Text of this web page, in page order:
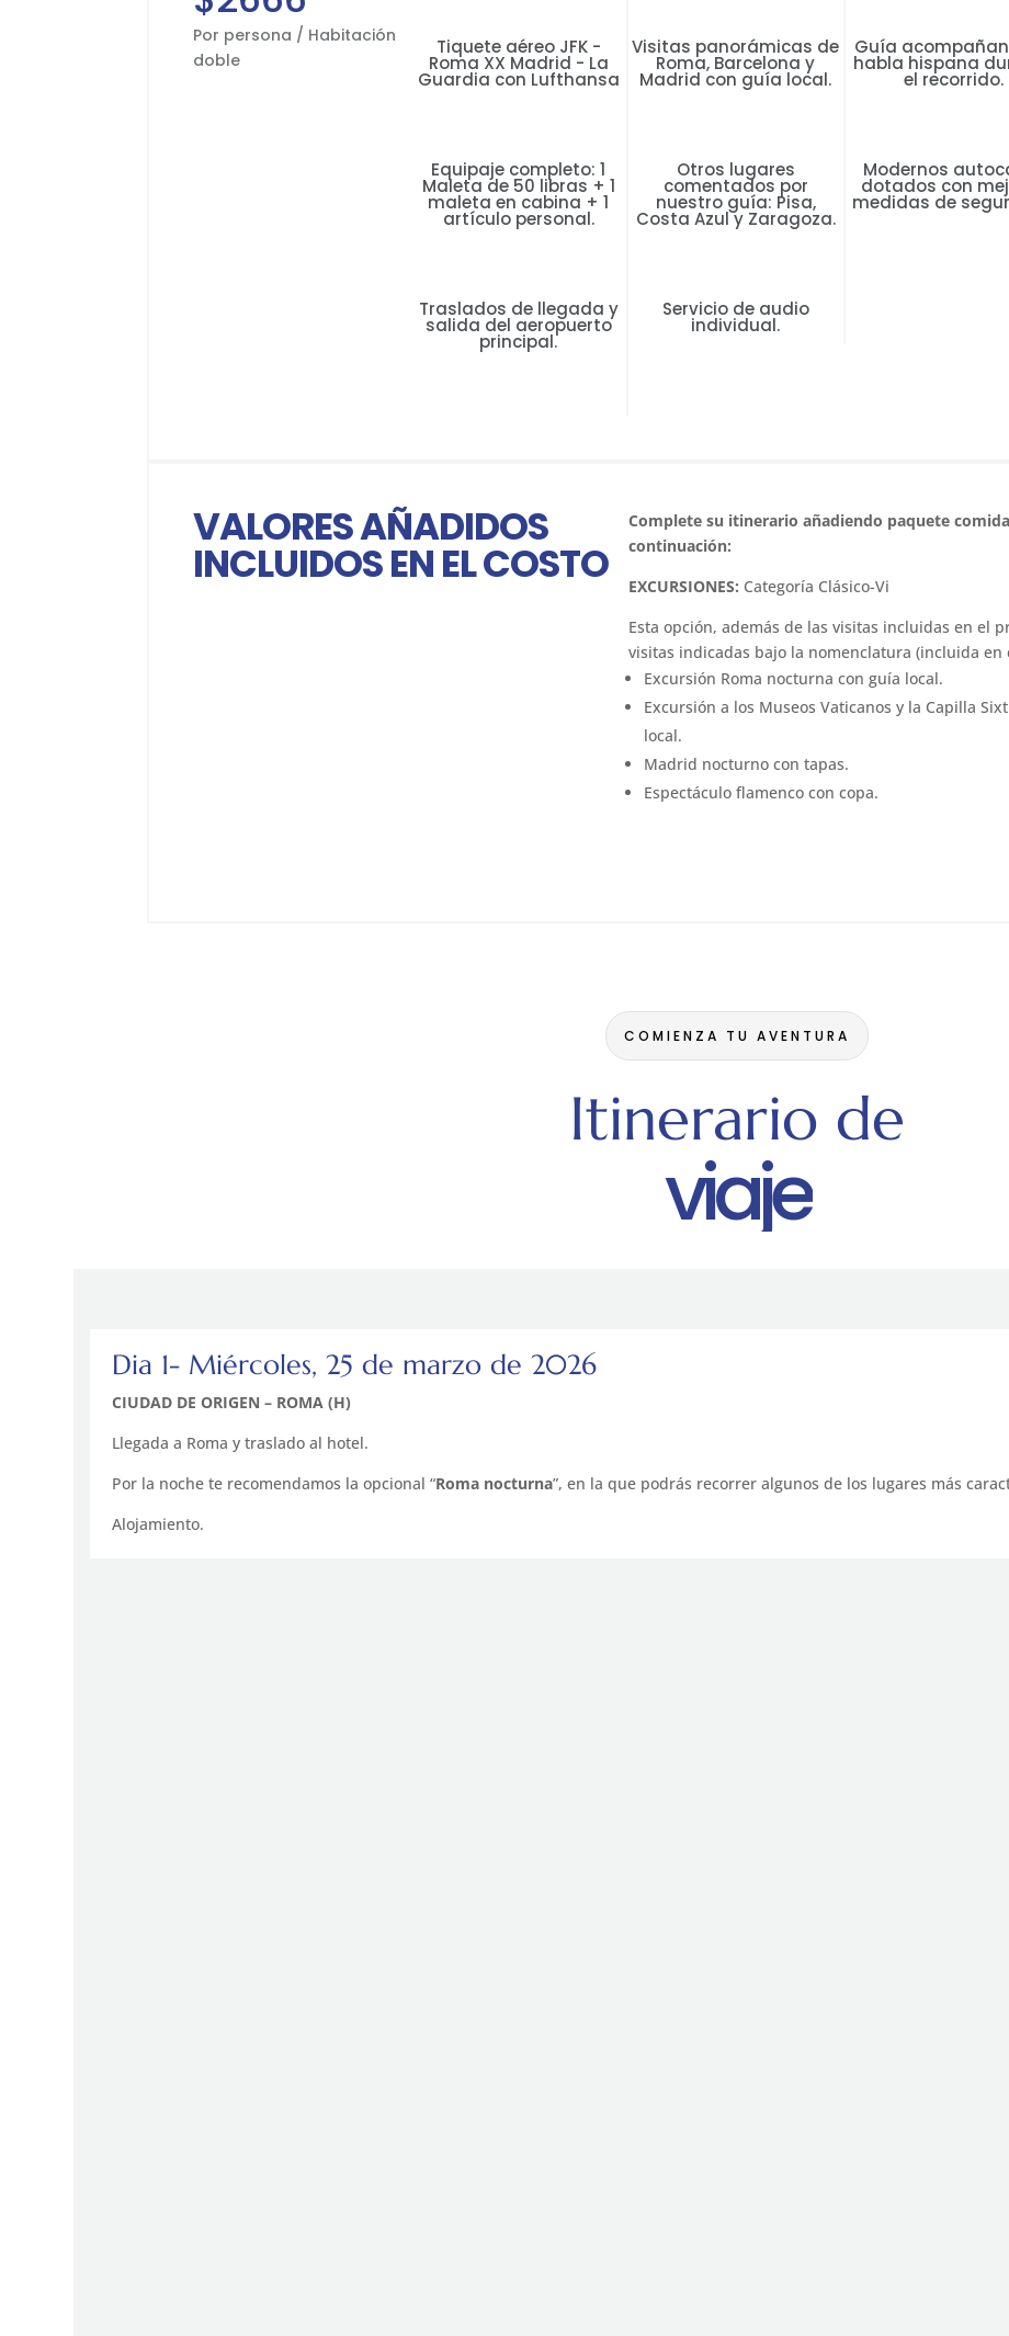
Por persona / Habitación
doble
Tiquete aéreo JFK -
Roma XX Madrid - La
Guardia con Lufthansa
Equipaje completo: 1
Maleta de 50 libras + 1
maleta en cabina + 1
artículo personal.
Traslados de llegada y
salida del aeropuerto
principal.
Visitas panorámicas de
Roma, Barcelona y
Madrid con guía local.
Otros lugares
comentados por
nuestro guía: Pisa,
Costa Azul y Zaragoza.
Servicio de audio
individual.
Guía
habla hispana
el recorrido.
Modernos
dotados con
medidas de
VALORES AÑADIDOS
INCLUIDOS EN EL COSTO
Complete su itinerario añadiendo paquete
continuación:
EXCURSIONES: Categoría Clásico-Vi
Esta opción, además de las visitas incluidas en el
visitas indicadas bajo la nomenclatura (incluida en
Excursión Roma nocturna con guía local.
Excursión a los Museos Vaticanos y la Capilla
local.
Madrid nocturno con tapas.
Espectáculo flamenco con copa.
COMIENZA TU AVENTURA
Itinerario de
viaje
Dia 1- Miércoles, 25 de marzo de 2026
CIUDAD DE ORIGEN – ROMA (H)
Llegada a Roma y traslado al hotel.
Por la noche te recomendamos la opcional “Roma nocturna”, en la que podrás recorrer algunos de los lugares más
Alojamiento.